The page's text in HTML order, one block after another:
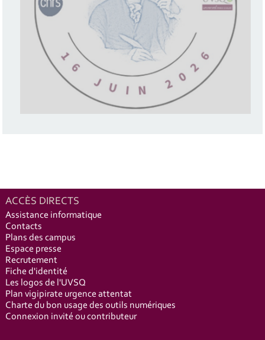
ACCÈS DIRECTS
Assistance informatique
Contacts
Plans des campus
Espace presse
Recrutement
Fiche d'identité
Les logos de l'UVSQ
Plan vigipirate urgence attentat
Charte du bon usage des outils numériques
Connexion invité ou contributeur